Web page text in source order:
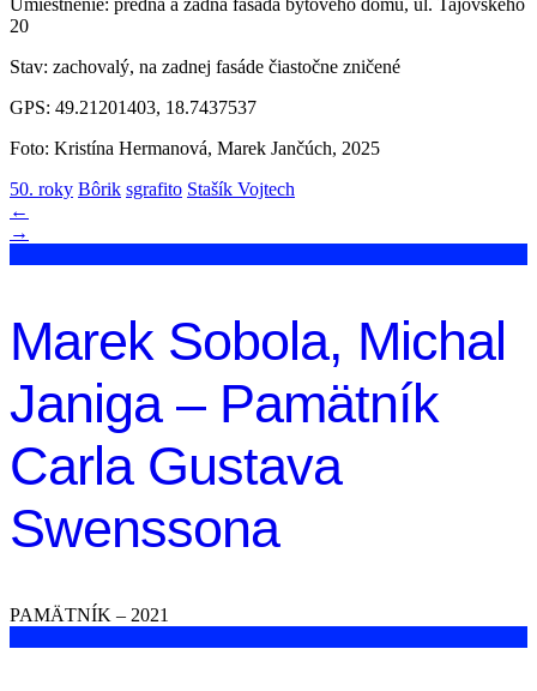
Umiestnenie: predná a zadná fasáda bytového domu, ul. Tajovského
20
Stav: zachovalý, na zadnej fasáde čiastočne zničené
GPS: 49.21201403, 18.7437537
Foto: Kristína Hermanová, Marek Jančúch, 2025
50. roky Bôrik sgrafito Stašík Vojtech
←
→
Marek Sobola, Michal
Janiga – Pamätník
Carla Gustava
Swenssona
PAMÄTNÍK – 2021